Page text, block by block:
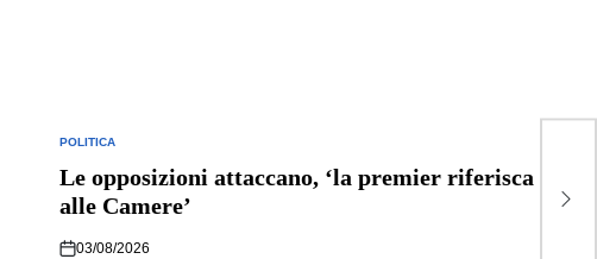
POSTED
POLITICA
Le opposizioni attaccano, ‘la premier riferisca
alle Camere’
03/08/2026
ai